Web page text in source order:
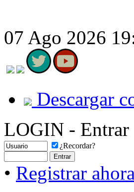
07 Ago 2026
Descargar
LOGIN - Entrar
¿Recordar?
• Registrar ahora